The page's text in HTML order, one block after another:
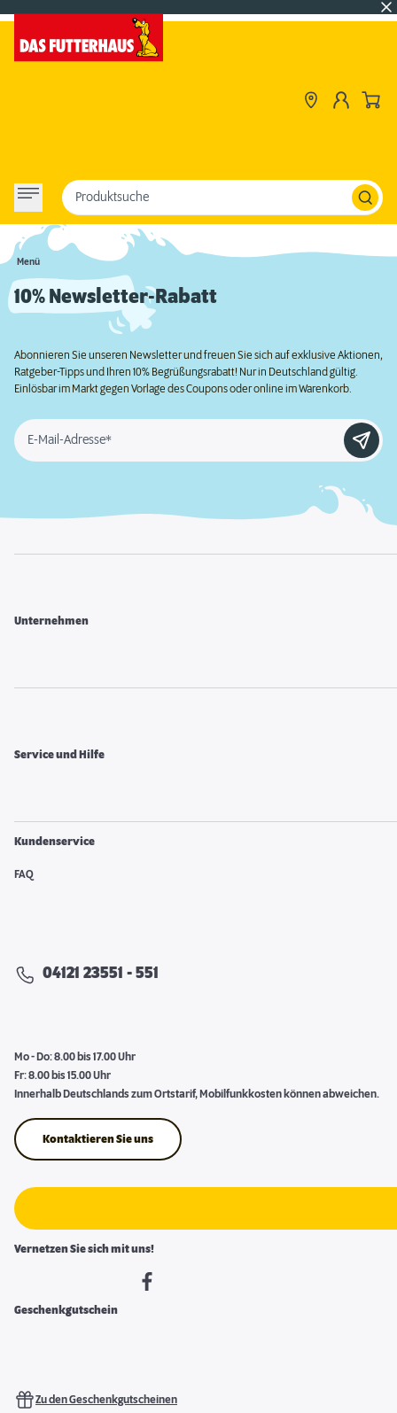
Menü
Produktsuche
10% Newsletter-Rabatt
Abonnieren Sie unseren Newsletter und freuen Sie sich auf exklusive Aktionen,
Ratgeber-Tipps und Ihren 10% Begrüßungsrabatt! Nur in Deutschland gültig.
Einlösbar im Markt gegen Vorlage des Coupons oder online im Warenkorb.
E-Mail-Adresse*
Unternehmen
Service und Hilfe
Kundenservice
FAQ
04121 23551 - 551
Mo - Do: 8.00 bis 17.00 Uhr
Fr: 8.00 bis 15.00 Uhr
Innerhalb Deutschlands zum Ortstarif, Mobilfunkkosten können abweichen.
Kontaktieren Sie uns
Vernetzen Sie sich mit uns!
Geschenkgutschein
Zu den Geschenkgutscheinen